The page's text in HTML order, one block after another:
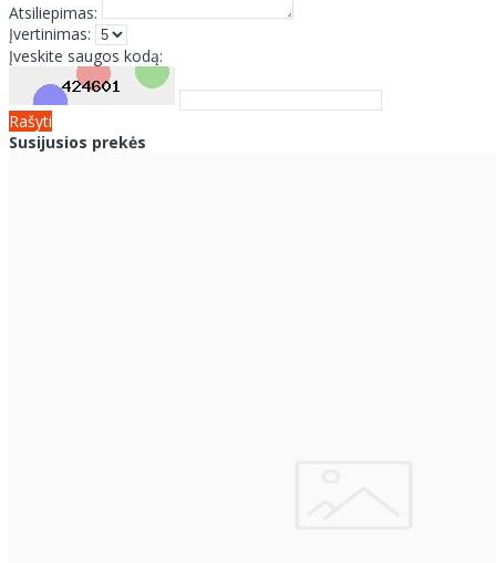
Atsiliepimas:
Įvertinimas:
Įveskite saugos kodą:
Rašyti
Susijusios prekės